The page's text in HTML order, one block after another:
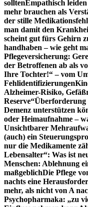
solltenEmpathisch
mehr brauchen als
der stille
man damit den
scheint gut fürs Gehirn
handhaben – wie geht
Pflegeversicherung:
der Betroffenen ab als
Ihre Tochter!“ – vom
Fehlidentifizierungen
Alzheimer-Risiko,
Reserve“Überforderung
Demenz unterstützen
oder Heimaufnahme –
Unsichtbarer
(auch) ein
nur die Medikamente
Lebensalter“: Was ist
Menschen: Ablehnung
maßgeblichDie Pflege
nachts eine
mehr, als nicht von A
Psychopharmaka: „zu